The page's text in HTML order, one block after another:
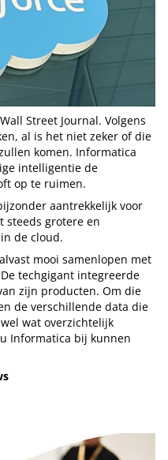
Street Journal. Volgens
al is het niet zeker of die
komen. Informatica
intelligentie de
op te ruimen.
aantrekkelijk voor
steeds grotere en
de cloud.
mooi samenlopen met
techgigant integreerde
zijn producten. Om die
de verschillende data die
wat overzichtelijk
Informatica bij kunnen